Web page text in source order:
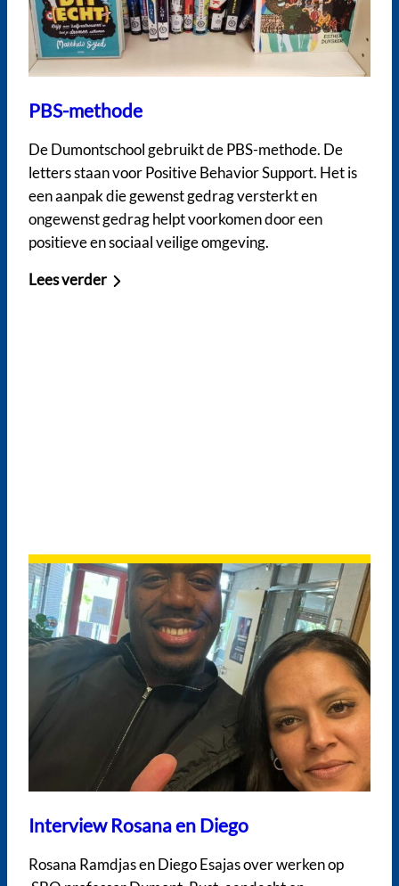
PBS-methode
De Dumontschool gebruikt de PBS-methode. De
letters staan voor Positive Behavior Support. Het is
een aanpak die gewenst gedrag versterkt en
ongewenst gedrag helpt voorkomen door een
positieve en sociaal veilige omgeving.
Lees verder
Interview Rosana en Diego
Rosana Ramdjas en Diego Esajas over werken op